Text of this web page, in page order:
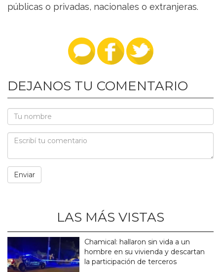
públicas o privadas, nacionales o extranjeras.
DEJANOS TU COMENTARIO
LAS MÁS VISTAS
Chamical: hallaron sin vida a un
hombre en su vivienda y descartan
la participación de terceros